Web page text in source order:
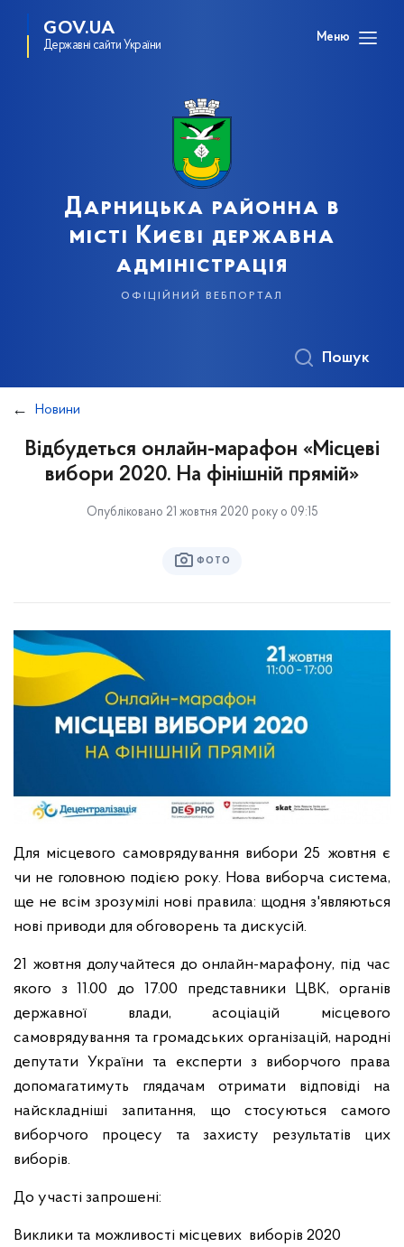
GOV.UA
Державні сайти України
Меню
Дарницька районна в
місті Києві державна
адміністрація
офіційний вебпортал
Пошук
Новини
Відбудеться онлайн-марафон «Місцеві
вибори 2020. На фінішній прямій»
Опубліковано 21 жовтня 2020 року о 09:15
ФОТО
Для місцевого самоврядування вибори 25 жовтня є
чи не головною подією року. Нова виборча система,
ще не всім зрозумілі нові правила: щодня з'являються
нові приводи для обговорень та дискусій.
21 жовтня долучайтеся до онлайн-марафону, під час
якого з 11.00 до 17.00 представники ЦВК, органів
державної влади, асоціацій місцевого
самоврядування та громадських організацій, народні
депутати України та експерти з виборчого права
допомагатимуть глядачам отримати відповіді на
найскладніші запитання, що стосуються самого
виборчого процесу та захисту результатів цих
виборів.
До участі запрошені:
Виклики та можливості місцевих виборів 2020